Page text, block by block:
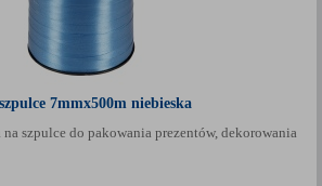
7mmx500m niebieska
szpulce do pakowania prezentów, dekorowania
Umowy z Państwem i związane z tym
naszej strony www, a w szczególności
zamówienia na Państwa email lub
prawidłowych informacji o promocjach
ważna jest Państwa wcześniejsza
podczas zakładania konta.
jest dobrowolna i można ją w dowolnym